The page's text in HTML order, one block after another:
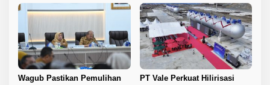
Hilirisasi Nikel
Wagub Pastikan Pemulihan
PT Vale Perkuat Hilirisasi